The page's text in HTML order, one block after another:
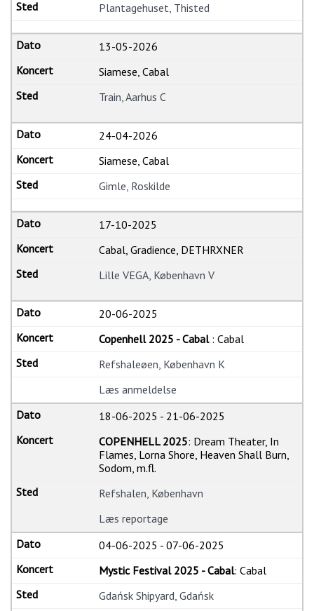
Plantagehuset, Thisted
13-05-2026
Siamese, Cabal
Train, Aarhus C
24-04-2026
Siamese, Cabal
Gimle, Roskilde
17-10-2025
Cabal, Gradience, DETHRXNER
Lille VEGA, København V
20-06-2025
Copenhell 2025 - Cabal : Cabal
Refshaleøen, København K
Læs anmeldelse
18-06-2025 - 21-06-2025
COPENHELL 2025: Dream Theater, In
Flames, Lorna Shore, Heaven Shall Burn,
Sodom, m.fl.
Refshalen, København
Læs reportage
04-06-2025 -07-06-2025
Mystic Festival 2025 - Cabal: Cabal
Gdańsk Shipyard, Gdańsk